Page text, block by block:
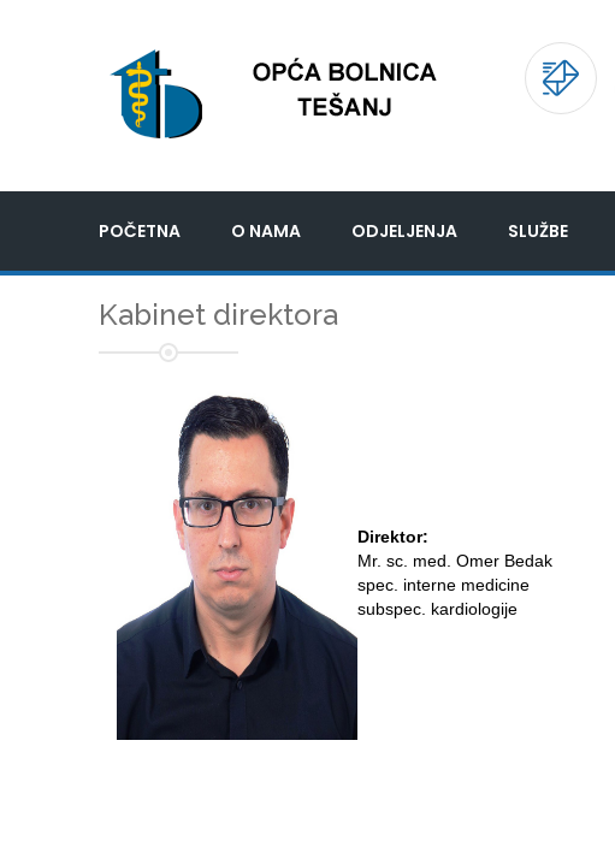
POČETNA O NAMA ODJELJENJA SLUŽBE
Kabinet direktora
Direktor:
Mr. sc. med. Omer Bedak
spec. interne medicine
subspec. kardiologije